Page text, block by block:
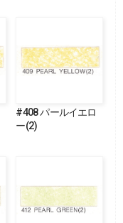
#408 パールイエロ
ー(2)